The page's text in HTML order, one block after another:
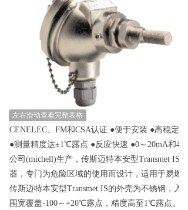
左右滑动查看完整表格
CENELEC、FM和CSA认证 ●便于安装 ●高稳定
●测量精度达±1℃露点 ●反应快速 ●0～20mA和4
公司(michell)生产，传斯迈特本安型Transmet IS
器，专门为危险区域的使用而设计，适用于易燃
传斯迈特本安型Transmet IS的外壳为不锈钢，入
围宽覆盖-100～+20℃露点，精度高至1℃露点。